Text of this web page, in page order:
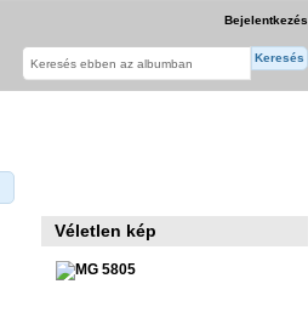
Bejelentkezés
Véletlen kép